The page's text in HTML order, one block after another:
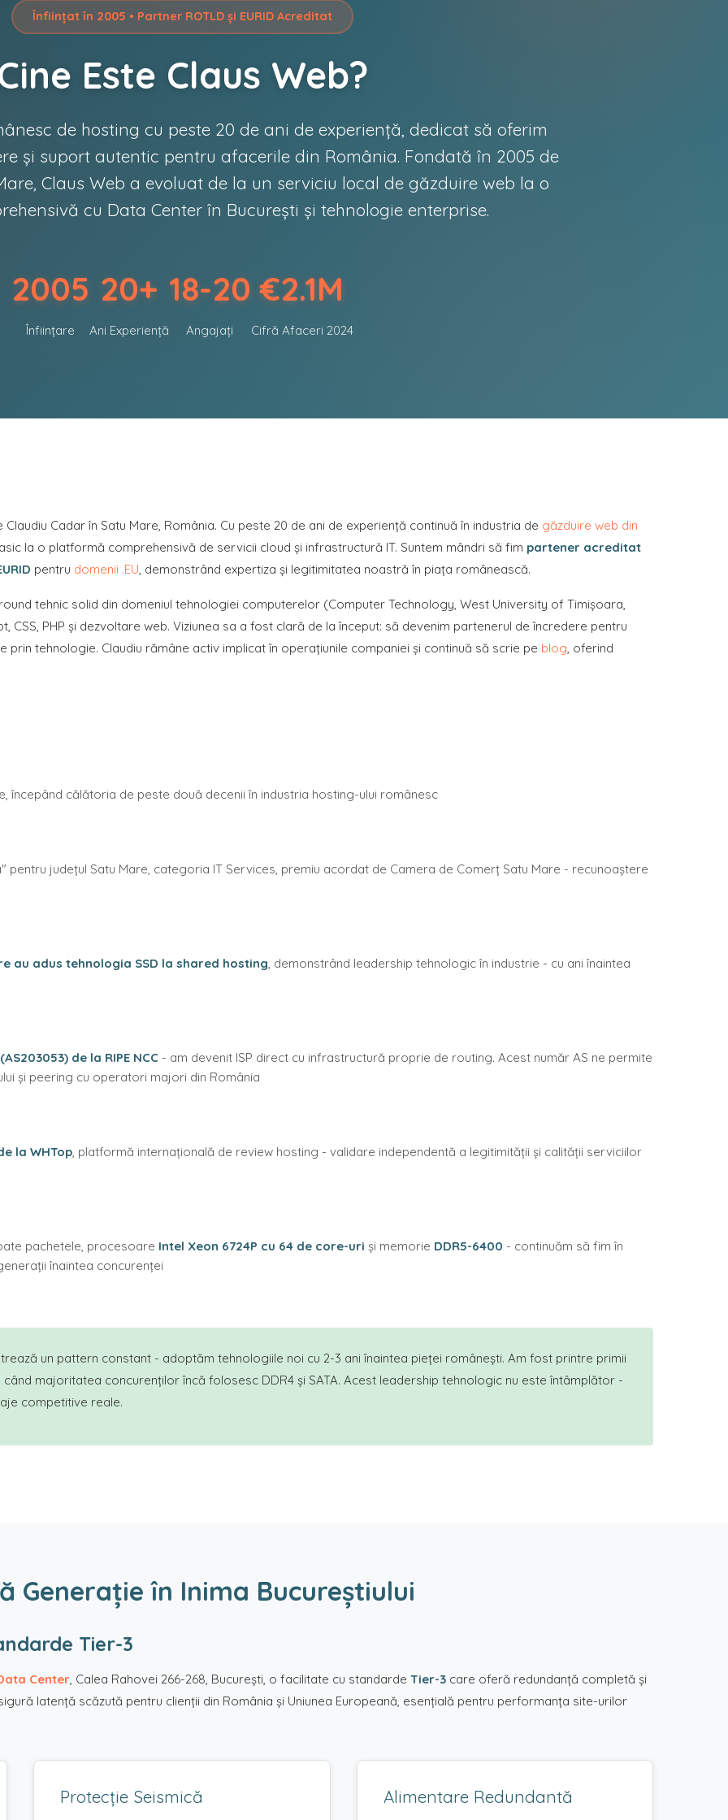
Înființat în 2005 • Partner ROTLD și EURID Acreditat
Este Claus Web?
de hosting cu peste 20 de ani de experiență, dedicat să oferim
și suport autentic pentru afacerile din România. Fondată în 2005 de
Claus Web a evoluat de la un serviciu local de găzduire web la o
cu Data Center în București și tehnologie enterprise.
2005
Înființare
20+
Ani Experiență
18-20
Angajați
€2.1M
Cifră Afaceri 2024
Claudiu Cadar în Satu Mare, România. Cu peste 20 de ani de experiență continuă în industria de găzduire web din
la o platformă comprehensivă de servicii cloud și infrastructură IT. Suntem mândri să fim partener acreditat
pentru domenii .EU, demonstrând expertiza și legitimitatea noastră în piața românească.
tehnic solid din domeniul tehnologiei computerelor (Computer Technology, West University of Timișoara,
CSS, PHP și dezvoltare web. Viziunea sa a fost clară de la început: să devenim partenerul de încredere pentru
tehnologie. Claudiu rămâne activ implicat în operațiunile companiei și continuă să scrie pe blog, oferind
începând călătoria de peste două decenii în industria hosting-ului românesc
pentru județul Satu Mare, categoria IT Services, premiu acordat de Camera de Comerț Satu Mare - recunoaștere
au adus tehnologia SSD la shared hosting, demonstrând leadership tehnologic în industrie - cu ani înaintea
de la RIPE NCC - am devenit ISP direct cu infrastructură proprie de routing. Acest număr AS ne permite
și peering cu operatori majori din România
la WHTop, platformă internațională de review hosting - validare independentă a legitimității și calității serviciilor
pachetele, procesoare Intel Xeon 6724P cu 64 de core-uri și memorie DDR5-6400 - continuăm să fim în
înaintea concurenței
un pattern constant - adoptăm tehnologiile noi cu 2-3 ani înaintea pieței românești. Am fost printre primii
când majoritatea concurenților încă folosesc DDR4 și SATA. Acest leadership tehnologic nu este întâmplător -
competitive reale.
în Inima Bucureștiului
Tier-3
Center, Calea Rahovei 266-268, București, o facilitate cu standarde Tier-3 care oferă redundanță completă și
latență scăzută pentru clienții din România și Uniunea Europeană, esențială pentru performanța site-urilor
Protecție Seismică Alimentare Redundantă